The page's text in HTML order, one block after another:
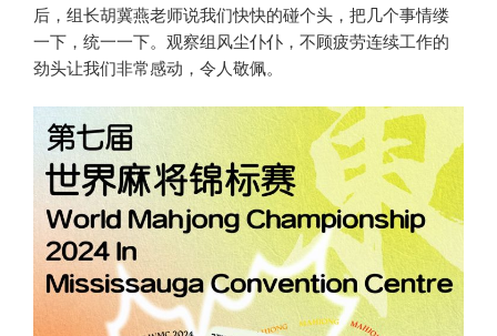
后，组长胡冀燕老师说我们快快的碰个头，把几个事情缕
一下，统一一下。观察组风尘仆仆，不顾疲劳连续工作的
劲头让我们非常感动，令人敬佩。